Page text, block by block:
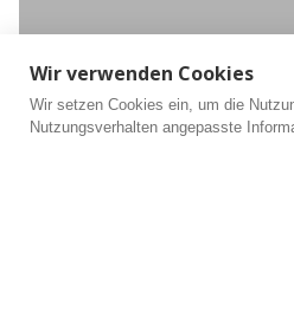
Wir verwenden Cookies
Wir setzen Cookies ein, um die
Nutzungsverhalten angepasste